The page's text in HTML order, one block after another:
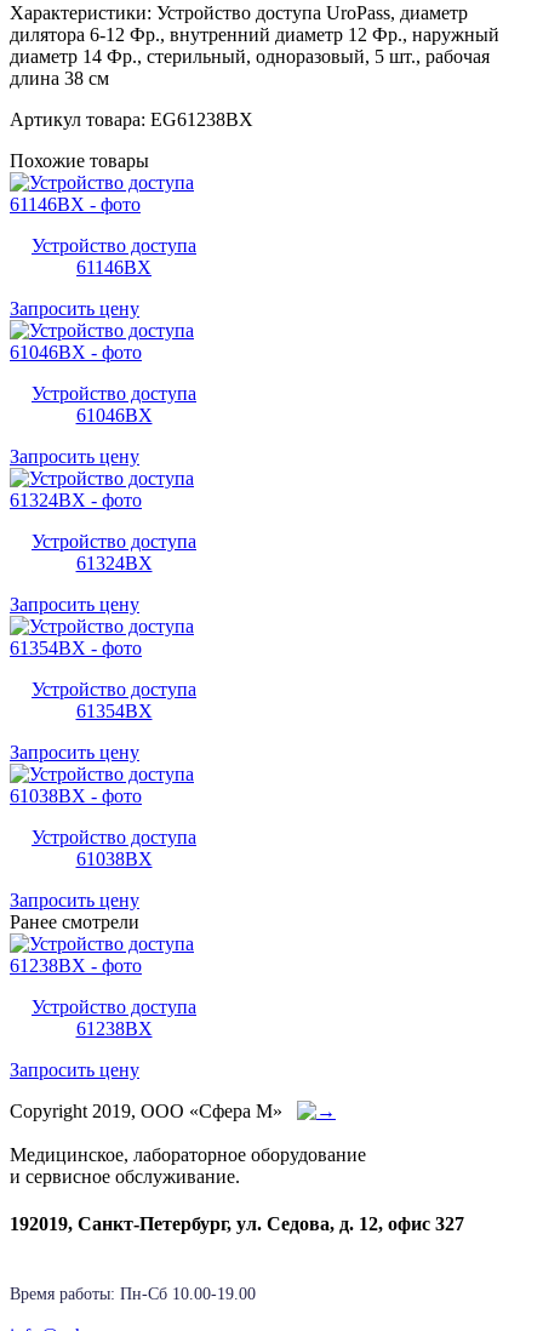
Характеристики: Устройство доступа UroPass, диаметр
дилятора 6-12 Фр., внутренний диаметр 12 Фр., наружный
диаметр 14 Фр., стерильный, одноразовый, 5 шт., рабочая
длина 38 см
Артикул товара: EG61238BX
Похожие товары
Устройство доступа
61146BX
Запросить цену
Устройство доступа
61046BX
Запросить цену
Устройство доступа
61324BX
Запросить цену
Устройство доступа
61354BX
Запросить цену
Устройство доступа
61038BX
Запросить цену
Ранее смотрели
Устройство доступа
61238BX
Запросить цену
Copyright 2019, ООО «Сфера М»
Медицинское, лабораторное оборудование
и сервисное обслуживание.
192019, Санкт-Петербург, ул. Седова, д. 12, офис 327
Время работы: Пн-Cб 10.00-19.00